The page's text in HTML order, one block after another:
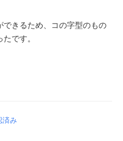
きるため、コの字型のもの
です。
済み